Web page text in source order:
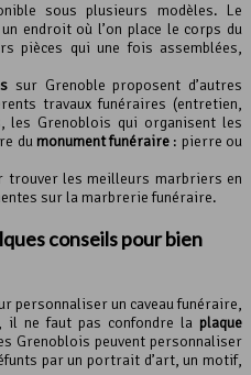
sous plusieurs modèles. Le
endroit où l’on place le corps du
pièces qui une fois assemblées,
sur Grenoble proposent d’autres
travaux funéraires (entretien,
les Grenoblois qui organisent les
du monument funéraire : pierre ou
trouver les meilleurs marbriers en
sur la marbrerie funéraire.
conseils pour bien
personnaliser un caveau funéraire,
il ne faut pas confondre la plaque
Grenoblois peuvent personnaliser
par un portrait d’art, un motif,